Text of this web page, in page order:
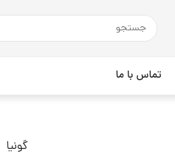
تماس با ما
گونیا